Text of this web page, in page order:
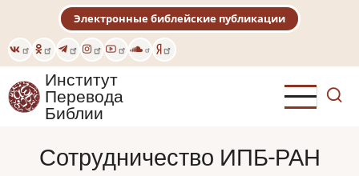
основному
содержанию
Электронные библейские публикации
Институт
Перевода
Библии
Сотрудничество ИПБ-РАН